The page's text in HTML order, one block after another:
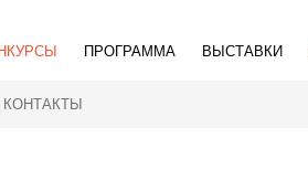
ПРОГРАММА ВЫСТАВКИ
КОНТАКТЫ